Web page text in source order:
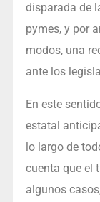
disparada de
pymes, y por
modos, una
ante los
En este
estatal
lo largo de
cuenta que el
algunos